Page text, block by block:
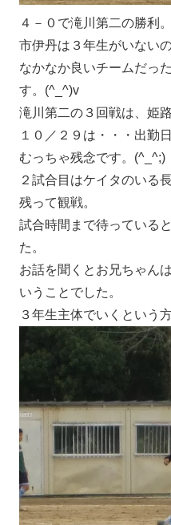
４－０で滝川第二の勝利。
市伊丹は３年生がいない
なかなか良いチームだっ
す。(^_^)v
滝川第二の３回戦は、姫
１０／２９は・・・出勤日
むっちゃ残念です。(^_^;)
２試合目はケイタのいる
残って観戦。
試合時間まで待っている
た。
お話を聞くとお兄ちゃん
いうことでした。
３年生主体でいくという